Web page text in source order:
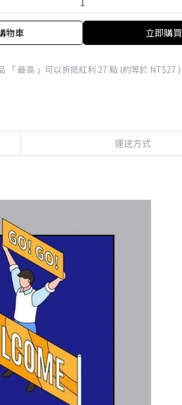
物車 立即購買
「 最高 」可以折抵紅利 27 點 (約等於 NT$27 )
運送方式